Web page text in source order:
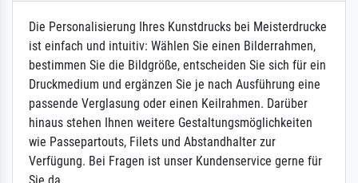
Die Personalisierung Ihres Kunstdrucks bei Meisterdrucke
ist einfach und intuitiv: Wählen Sie einen Bilderrahmen,
bestimmen Sie die Bildgröße, entscheiden Sie sich für ein
Druckmedium und ergänzen Sie je nach Ausführung eine
passende Verglasung oder einen Keilrahmen. Darüber
hinaus stehen Ihnen weitere Gestaltungsmöglichkeiten
wie Passepartouts, Filets und Abstandhalter zur
Verfügung. Bei Fragen ist unser Kundenservice gerne für